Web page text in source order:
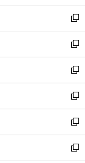
ウ
で
開
く
ン
ド
ウ
で
開
く
新
し
い
ウ
ィ
ン
ド
ウ
で
開
く
新
し
い
ウ
ィ
ン
ド
ウ
で
開
新
し
い
ウ
ィ
ン
ド
新
し
い
ウ
ィ
新
し
い
新